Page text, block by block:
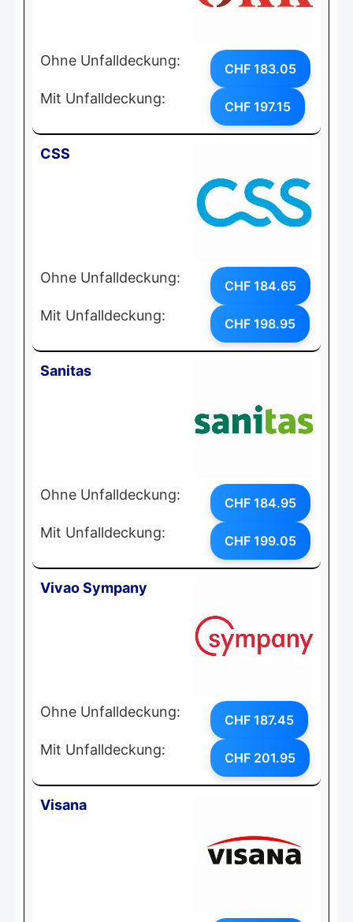
Ohne Unfalldeckung: CHF 183.05
Mit Unfalldeckung: CHF 197.15
CSS
Ohne Unfalldeckung: CHF 184.65
Mit Unfalldeckung: CHF 198.95
Sanitas
Ohne Unfalldeckung: CHF 184.95
Mit Unfalldeckung: CHF 199.05
Vivao Sympany
Ohne Unfalldeckung: CHF 187.45
Mit Unfalldeckung: CHF 201.95
Visana